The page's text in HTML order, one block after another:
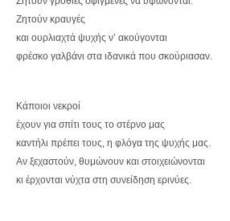
Ζητούν κραυγές
και ουρλιαχτά ψυχής ν’ ακούγονται
φρέσκο γαλβάνι στα ιδανικά που σκούριασαν.
Κάποιοι νεκροί
έχουν για σπίτι τους το στέρνο μας
καντήλι πρέπει τους, η φλόγα της ψυχής μας.
Αν ξεχαστούν, θυμώνουν και στοιχειώνονται
κι έρχονται νύχτα στη συνείδηση ερινύες.